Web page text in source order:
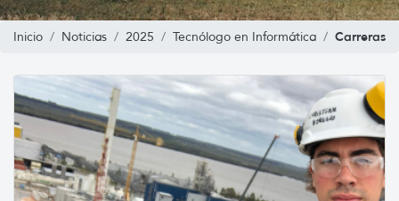
Inicio Noticias 2025 Tecnólogo en Informática Carreras